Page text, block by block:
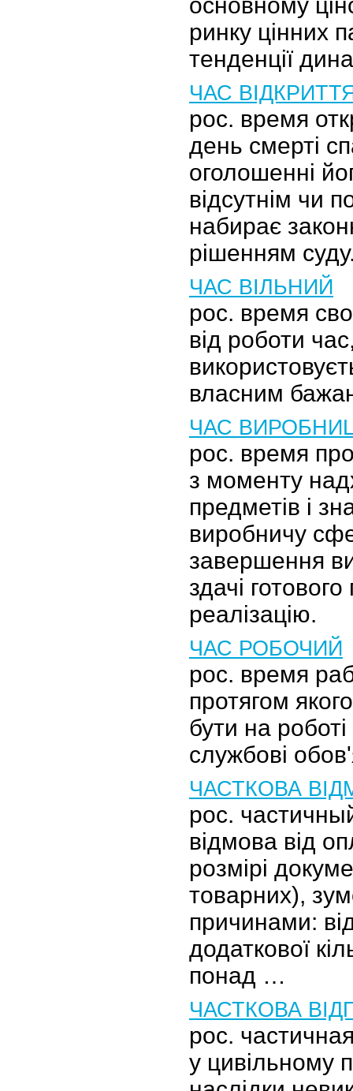
ринку цінних
тенденції
ЧАС
рос. время
день смерті
оголошенні
відсутнім чи
набирає
рішенням
ЧАС ВІЛЬНИЙ
рос. время
від роботи
власним
ЧАС
рос. время
з моменту
предметів і
виробничу
завершення
здачі
реалізацію.
ЧАС РОБОЧИЙ
рос. время
протягом
бути на
службові
ЧАСТКОВА
рос.
відмова від
розмірі
товарних),
причинами:
додаткової
понад …
ЧАСТКОВА
рос.
у цивільному